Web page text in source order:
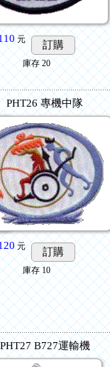
元 訂購
庫存 20
PHT26 專機中隊
元 訂購
庫存 10
PHT27 B727運輸機